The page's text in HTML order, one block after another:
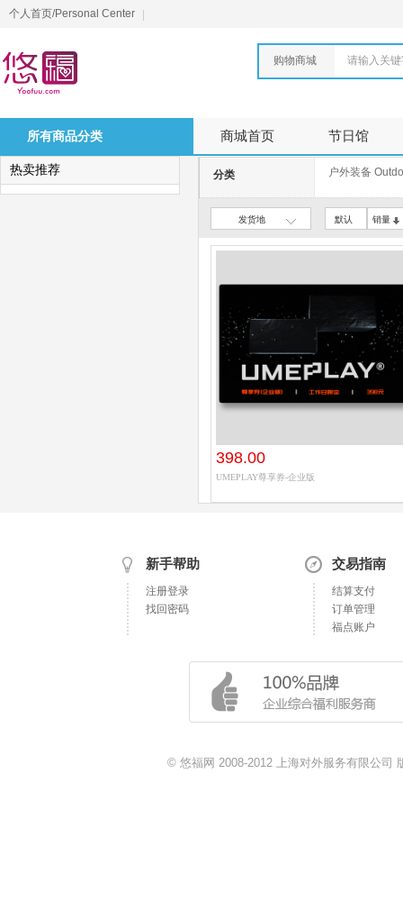
个人首页/Personal Center
购物商城 请输入关
所有商品分类 商城首页 节日馆
热卖推荐 分类 户外装备
发货地 默认 销量
398.00
UMEPLAY尊享券-企业版
新手帮助
注册登录
找回密码
交易指南
结算支付
订单管理
福点账户
© 悠福网 2008-2012 上海对外服务有限公司